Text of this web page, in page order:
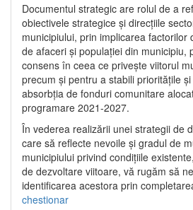
Documentul strategic are rolul de a
obiectivele strategice și direcțiile
municipiului, prin implicarea factorilor
de afaceri și populației din municipiu,
consens în ceea ce privește viitorul
precum și pentru a stabili prioritățile
absorbția de fonduri comunitare
programare 2021-2027.
În vederea realizării unei strategii de
care să reflecte nevoile și gradul de
municipiului privind condițiile
de dezvoltare viitoare, vă rugăm să
identificarea acestora prin
chestionar